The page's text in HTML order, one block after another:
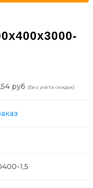
руб (Без учёта скидок)
1,5